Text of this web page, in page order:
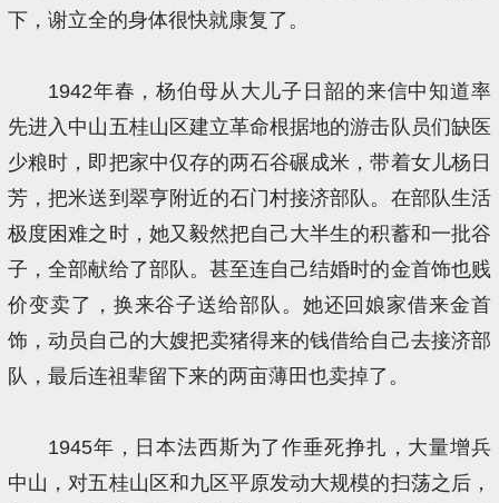
下，谢立全的身体很快就康复了。
1942年春，杨伯母从大儿子日韶的来信中知道率
先进入中山五桂山区建立革命根据地的游击队员们缺医
少粮时，即把家中仅存的两石谷碾成米，带着女儿杨日
芳，把米送到翠亨附近的石门村接济部队。在部队生活
极度困难之时，她又毅然把自己大半生的积蓄和一批谷
子，全部献给了部队。甚至连自己结婚时的金首饰也贱
价变卖了，换来谷子送给部队。她还回娘家借来金首
饰，动员自己的大嫂把卖猪得来的钱借给自己去接济部
队，最后连祖辈留下来的两亩薄田也卖掉了。
1945年，日本法西斯为了作垂死挣扎，大量增兵
中山，对五桂山区和九区平原发动大规模的扫荡之后，